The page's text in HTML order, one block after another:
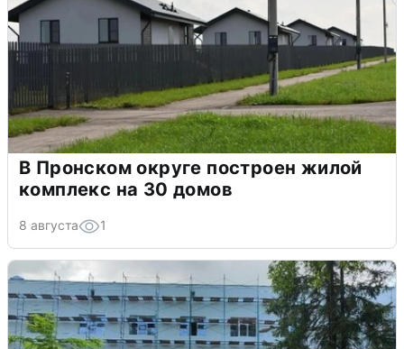
В Пронском округе построен жилой
комплекс на 30 домов
8 августа 1